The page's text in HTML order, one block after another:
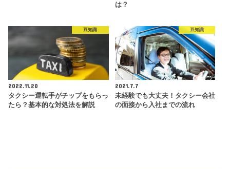
は？
豆知識
2022.11.20
タクシー運転手がチップをもらっ
たら？基本的な対処法を解説
豆知識
2021.7.7
未経験でも大丈夫！タクシー会社
の面接から入社までの流れ